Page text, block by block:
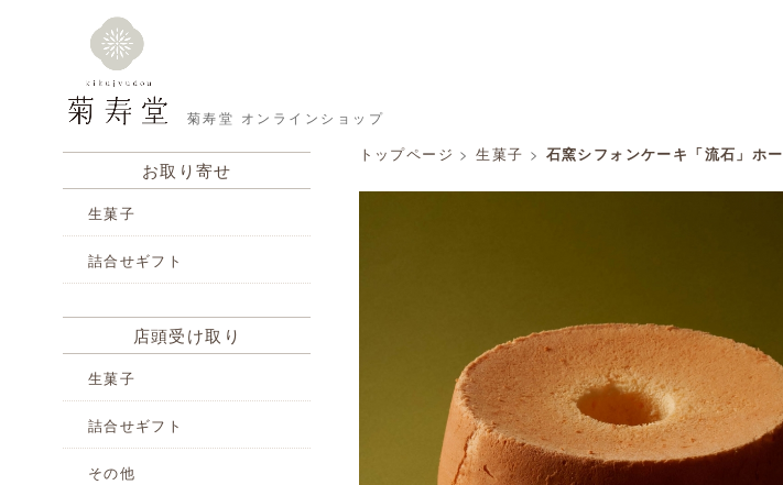
菊寿堂 オンラインショップ
お取り寄せ
生菓子
詰合せギフト
店頭受け取り
生菓子
詰合せギフト
その他
トップページ >生菓子 > 石窯シフォンケーキ「流石」ホ